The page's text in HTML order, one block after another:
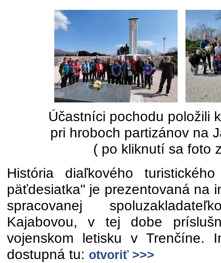
Účastníci pochodu položili
pri hroboch partizánov na
( po kliknutí sa foto
História diaľkového
päťdesiatka" je prezentovaná na
spracovanej
Kajabovou, v tej dobe
vojenskom letisku v Trenčíne.
dostupná tu: otvoriť >>>